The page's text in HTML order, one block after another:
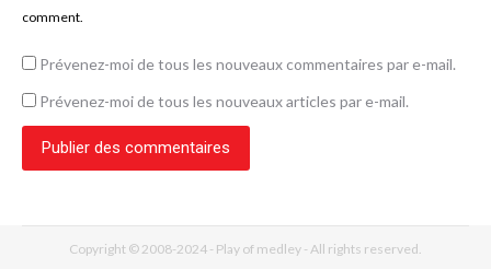
comment.
Prévenez-moi de tous les nouveaux commentaires par e-mail.
Prévenez-moi de tous les nouveaux articles par e-mail.
Publier des commentaires
Copyright © 2008-2024 - Play of medley - All rights reserved.